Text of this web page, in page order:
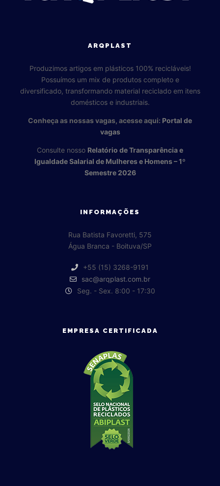
ARQPLAST
Produzimos artigos em plásticos 100% recicláveis!
Possuímos um mix de produtos completo e
diversificado, transformando material reciclado em itens
domésticos e industriais.
Conheça as nossas vagas, acesse aqui: Portal de
vagas
Consulte nosso Relatório de Transparência e
Igualdade Salarial de Mulheres e Homens – 1º
Semestre 2026
INFORMAÇÕES
Rua Batista Favoretti, 575
Água Branca - Boituva/SP
+55 (15) 3268-9191
sac@arqplast.com.br
Seg. - Sex. 8:00 - 17:30
EMPRESA CERTIFICADA